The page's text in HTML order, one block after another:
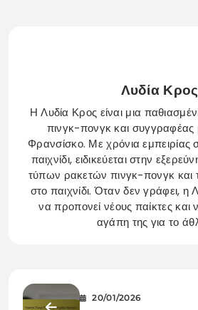
Λυδία Κρος
Η Λυδία Κρος είναι μια
πινγκ-πονγκ και
Φρανσίσκο. Με χρόνια εμπειρίας
παιχνίδι, ειδικεύεται στην
τύπων ρακετών πινγκ-πονγκ και
στο παιχνίδι. Όταν δεν γράφει, η
να προπονεί νέους παίκτες και
αγάπη της για το
20/01/2026